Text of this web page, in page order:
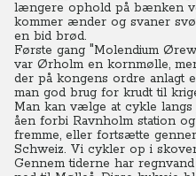
længere ophold på bænken
kommer ænder og svaner
en bid brød.
Første gang "Molendium
var Ørholm en kornmølle,
der på kongens ordre anlagt
man god brug for krudt til
Man kan vælge at cykle
åen forbi Ravnholm station
fremme, eller fortsætte
Schweiz. Vi cykler op i
Gennem tiderne har